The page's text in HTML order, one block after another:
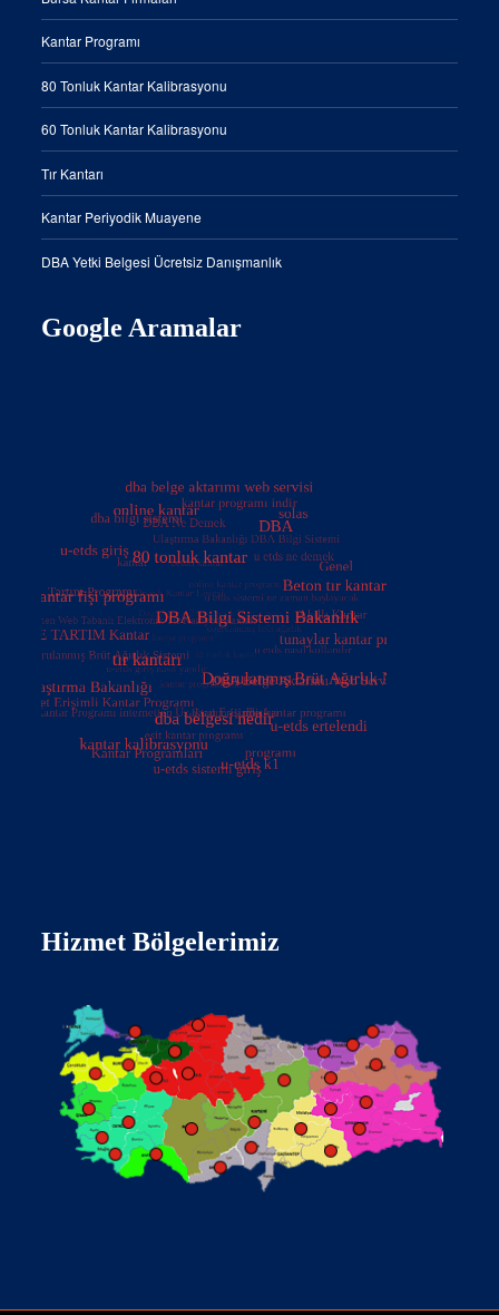
Kantar Programı
80 Tonluk Kantar Kalibrasyonu
60 Tonluk Kantar Kalibrasyonu
Tır Kantarı
Kantar Periyodik Muayene
DBA Yetki Belgesi Ücretsiz Danışmanlık
Google Aramalar
Hizmet Bölgelerimiz